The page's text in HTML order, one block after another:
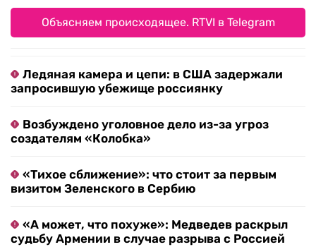
Объясняем происходящее. RTVI в Telegram
Ледяная камера и цепи: в США задержали
запросившую убежище россиянку
Возбуждено уголовное дело из-за угроз
создателям «Колобка»
«Тихое сближение»: что стоит за первым
визитом Зеленского в Сербию
«А может, что похуже»: Медведев раскрыл
судьбу Армении в случае разрыва с Россией